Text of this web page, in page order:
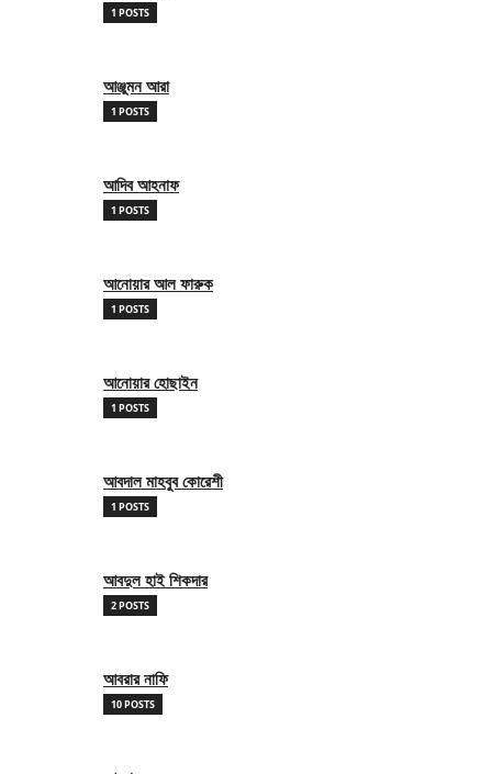
1 POSTS
আঞ্জুমন আরা
1 POSTS
আদিব আহনাফ
1 POSTS
আনোয়ার আল ফারুক
1 POSTS
আনোয়ার হোছাইন
1 POSTS
আবদাল মাহবুব কোরেশী
1 POSTS
আবদুল হাই শিকদার
2 POSTS
আবরার নাফি
10 POSTS